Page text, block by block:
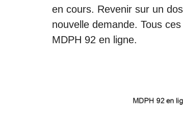
en cours. Revenir sur un
nouvelle demande. Tous
MDPH 92 en ligne.